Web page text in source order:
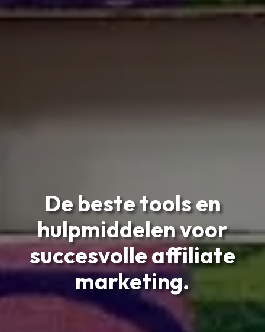
De beste tools en
hulpmiddelen voor
succesvolle affiliate
marketing.